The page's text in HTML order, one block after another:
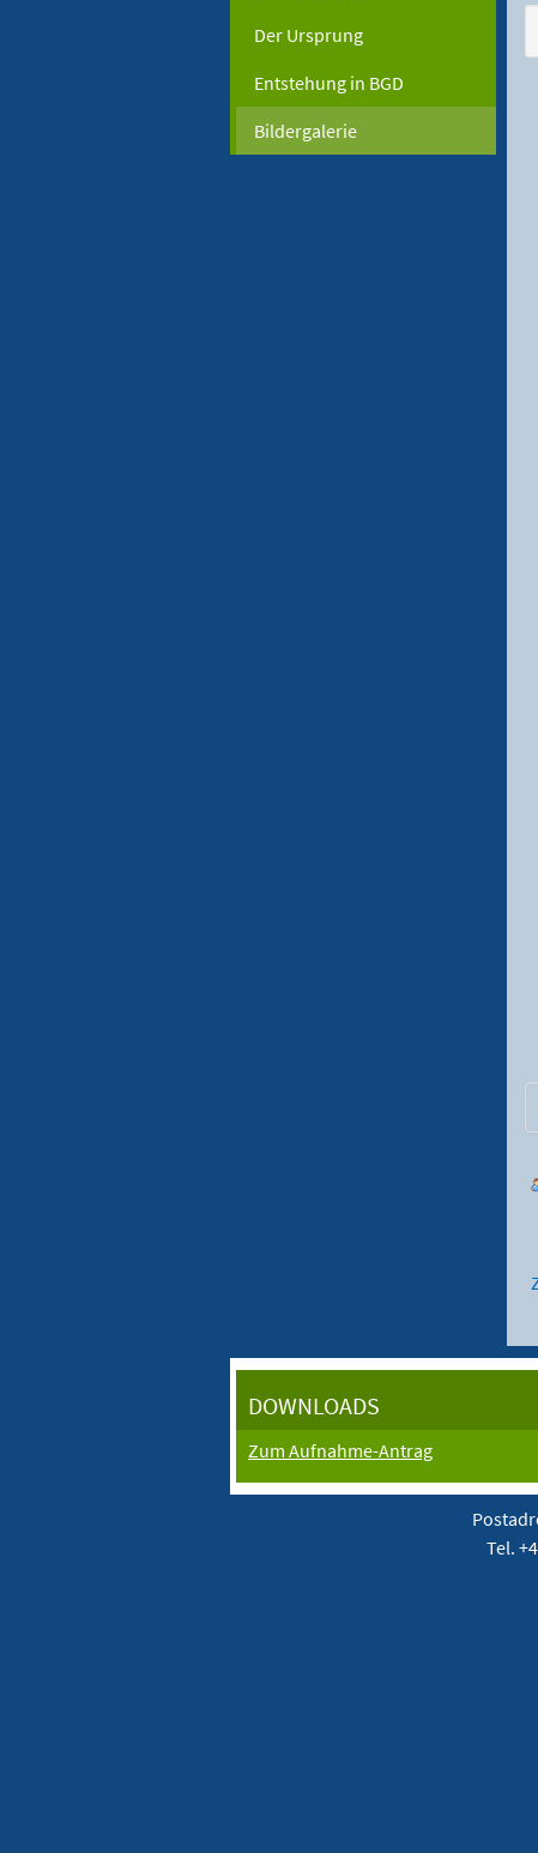
Der Ursprung
Entstehung in BGD
Bildergalerie
DOWNLOADS
Zum Aufnahme-Antrag
Tel.